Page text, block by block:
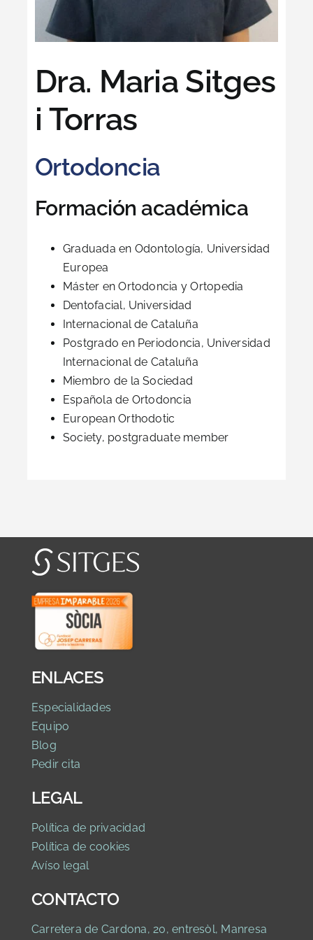
Dra. Maria Sitges
i Torras
Ortodoncia
Formación académica
Graduada en Odontología, Universidad
Europea
Máster en Ortodoncia y Ortopedia
Dentofacial, Universidad
Internacional de Cataluña
Postgrado en Periodoncia, Universidad
Internacional de Cataluña
Miembro de la Sociedad
Española de Ortodoncia
European Orthodotic
Society, postgraduate member
ENLACES
Especialidades
Equipo
Blog
Pedir cita
LEGAL
Política de privacidad
Política de cookies
Avíso legal
CONTACTO
Carretera de Cardona, 20, entresòl, Manresa